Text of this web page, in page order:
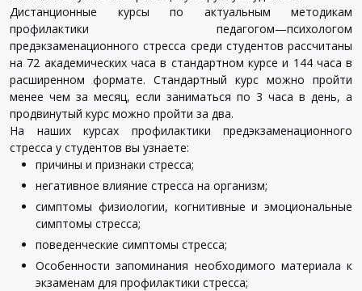
Дистанционные
курсы по актуальным
методикам
профилактики
педагогом—психологом
предэкзаменационного стресса среди студентов рассчитаны
на 72 академических часа в стандартном курсе и 144 часа в
расширенном формате. Стандартный курс можно пройти
менее чем за месяц, если заниматься по 3 часа в день, а
продвинутый курс можно пройти за два.
На
наших курсах профилактики
предэкзаменационного
стресса у студентов вы узнаете:
причины и признаки стресса;
негативное влияние стресса на организм;
симптомы физиологии, когнитивные и эмоциональные
симптомы стресса;
поведенческие симптомы стресса;
Особенности запоминания необходимого материала к
экзаменам для профилактики стресса;